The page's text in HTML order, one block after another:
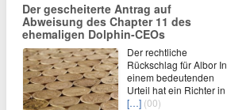
Der gescheiterte Antrag auf
Abweisung des Chapter 11 des
ehemaligen Dolphin-CEOs
Der rechtliche
Rückschlag für Albor In
einem bedeutenden
Urteil hat ein Richter in
[…] (00)